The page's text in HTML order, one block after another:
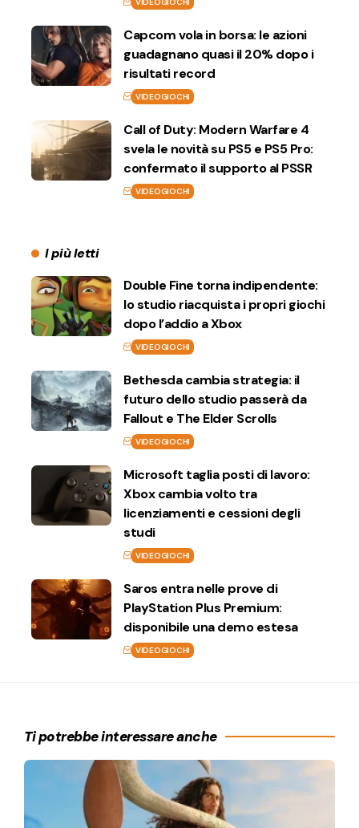
Capcom vola in borsa: le azioni
guadagnano quasi il 20% dopo i
risultati record
VIDEOGIOCHI
Call of Duty: Modern Warfare 4
svela le novità su PS5 e PS5 Pro:
confermato il supporto al PSSR
VIDEOGIOCHI
I più letti
Double Fine torna indipendente:
lo studio riacquista i propri giochi
dopo l’addio a Xbox
VIDEOGIOCHI
Bethesda cambia strategia: il
futuro dello studio passerà da
Fallout e The Elder Scrolls
VIDEOGIOCHI
Microsoft taglia posti di lavoro:
Xbox cambia volto tra
licenziamenti e cessioni degli
studi
VIDEOGIOCHI
Saros entra nelle prove di
PlayStation Plus Premium:
disponibile una demo estesa
VIDEOGIOCHI
Ti potrebbe interessare anche